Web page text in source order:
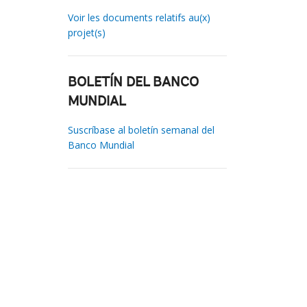
Voir les documents relatifs au(x)
projet(s)
BOLETÍN DEL BANCO
MUNDIAL
Suscríbase al boletín semanal del
Banco Mundial